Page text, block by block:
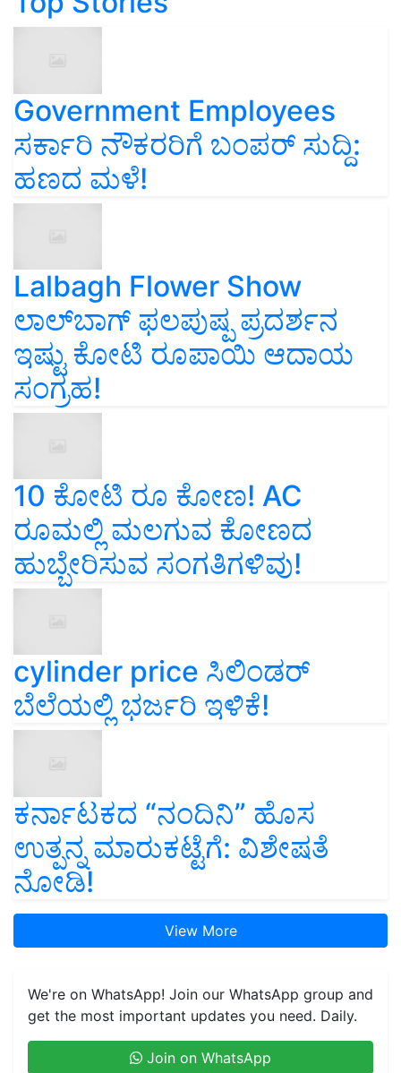
Government Employees
ಸರ್ಕಾರಿ ನೌಕರರಿಗೆ ಬಂಪರ್‌ ಸುದ್ದಿ:
ಹಣದ ಮಳೆ!
Lalbagh Flower Show
ಲಾಲ್‌ಬಾಗ್ ಫಲಪುಷ್ಪ ಪ್ರದರ್ಶನ
ಇಷ್ಟು ಕೋಟಿ ರೂಪಾಯಿ ಆದಾಯ
ಸಂಗ್ರಹ!
10 ಕೋಟಿ ರೂ ಕೋಣ! AC
ರೂಮಲ್ಲಿ ಮಲಗುವ ಕೋಣದ
ಹುಬ್ಬೇರಿಸುವ ಸಂಗತಿಗಳಿವು!
cylinder price ಸಿಲಿಂಡರ್‌
ಬೆಲೆಯಲ್ಲಿ ಭರ್ಜರಿ ಇಳಿಕೆ!
ಕರ್ನಾಟಕದ “ನಂದಿನಿ” ಹೊಸ
ಉತ್ಪನ್ನ ಮಾರುಕಟ್ಟೆಗೆ: ವಿಶೇಷತೆ
ನೋಡಿ!
View More
We're on WhatsApp! Join our WhatsApp group and
get the most important updates you need. Daily.
Join on WhatsApp